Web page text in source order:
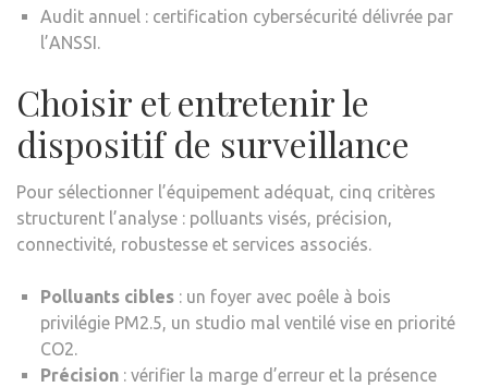
Audit annuel : certification cybersécurité délivrée par
l’ANSSI.
Choisir et entretenir le
dispositif de surveillance
Pour sélectionner l’équipement adéquat, cinq critères
structurent l’analyse : polluants visés, précision,
connectivité, robustesse et services associés.
Polluants cibles : un foyer avec poêle à bois
privilégie PM2.5, un studio mal ventilé vise en priorité
CO2.
Précision : vérifier la marge d’erreur et la présence